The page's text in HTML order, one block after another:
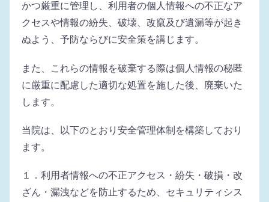
かつ厳重に管理し、利用者の個人情報への不正なア
クセスや情報の紛失、破壊、改竄及び遺漏等が起き
ぬよう、予防ならびに安全策を講じます。
また、これらの情報を破棄する際は個人情報の秘匿
に厳重に配慮した適切な処置を施した後、廃棄いた
します。
当院は、以下のとおり安全管理体制を構築しており
ます。
１．利用者情報への不正アクセス・紛失・破損・改
ざん・漏洩などを防止するため、セキュリティシス